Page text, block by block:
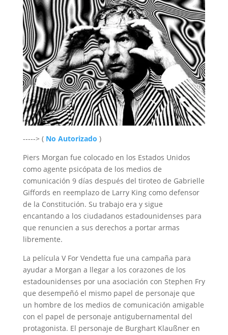
-----> ( No Autorizado )
Piers Morgan fue colocado en los Estados Unidos
como agente psicópata de los medios de
comunicación 9 días después del tiroteo de Gabrielle
Giffords en reemplazo de Larry King como defensor
de la Constitución. Su trabajo era y sigue
encantando a los ciudadanos estadounidenses para
que renuncien a sus derechos a portar armas
libremente.
La película V For Vendetta fue una campaña para
ayudar a Morgan a llegar a los corazones de los
estadounidenses por una asociación con Stephen Fry
que desempeñó el mismo papel de personaje que
un hombre de los medios de comunicación amigable
con el papel de personaje antigubernamental del
protagonista. El personaje de Burghart Klaußner en